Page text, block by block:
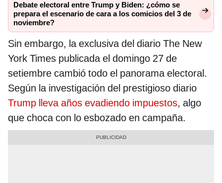
Debate electoral entre Trump y Biden: ¿cómo se
prepara el escenario de cara a los comicios del 3 de
noviembre?
Sin embargo, la exclusiva del diario The New
York Times publicada el domingo 27 de
setiembre cambió todo el panorama electoral.
Según la investigación del prestigioso diario
Trump lleva años evadiendo impuestos, algo
que choca con lo esbozado en campaña.